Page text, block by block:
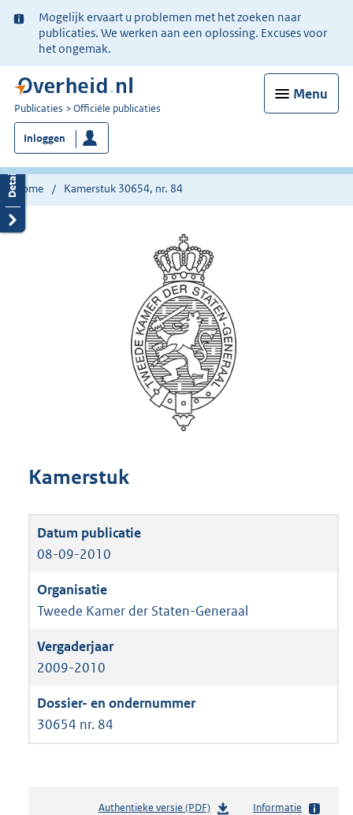
Ter
informatie:
Mogelijk ervaart u problemen met het zoeken naar
publicaties. We werken aan een oplossing. Excuses voor
het ongemak.
Menu
U
bent
nu
hier:
Publicaties Officiële publicaties
Inloggen
Home Kamerstuk 30654, nr. 84
Kamerstuk
08-09-2010
Tweede Kamer der Staten-Generaal
2009-2010
30654 nr. 84
Authentieke versie (PDF)b
Informatie